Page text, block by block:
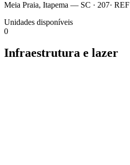
Meia Praia, Itapema — SC · 207· REF
Unidades disponíveis
0
Infraestrutura e lazer